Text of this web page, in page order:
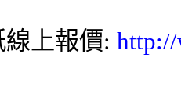
線上報價: http://